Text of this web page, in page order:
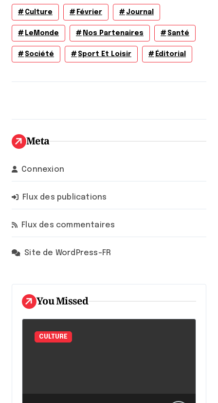
Culture Février Journal
LeMonde Nos Partenaires Santé
Société Sport Et Loisir Éditorial
Meta
Connexion
Flux des publications
Flux des commentaires
Site de WordPress-FR
You Missed
CULTURE